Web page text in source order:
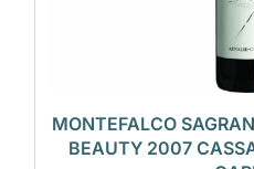
MONTEFALCO
BEAUTY 2007